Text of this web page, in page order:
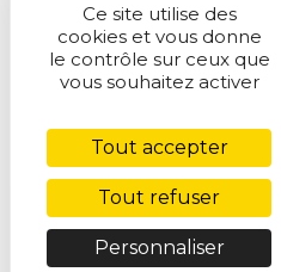
Cookies
Ce site utilise des
cookies et vous donne
le contrôle sur ceux que
vous souhaitez activer
Tout accepter
Tout refuser
Personnaliser